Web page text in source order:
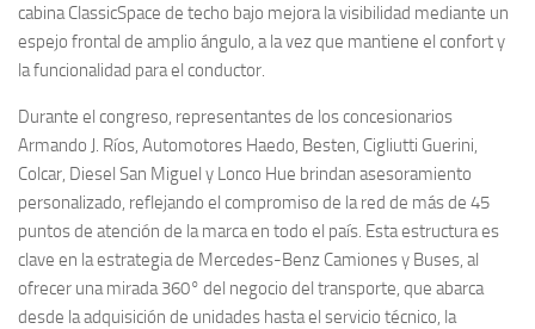
cabina ClassicSpace de techo bajo mejora la visibilidad mediante un
espejo frontal de amplio ángulo, a la vez que mantiene el confort y
la funcionalidad para el conductor.
Durante el congreso, representantes de los concesionarios
Armando J. Ríos, Automotores Haedo, Besten, Cigliutti Guerini,
Colcar, Diesel San Miguel y Lonco Hue brindan asesoramiento
personalizado, reflejando el compromiso de la red de más de 45
puntos de atención de la marca en todo el país. Esta estructura es
clave en la estrategia de Mercedes-Benz Camiones y Buses, al
ofrecer una mirada 360° del negocio del transporte, que abarca
desde la adquisición de unidades hasta el servicio técnico, la